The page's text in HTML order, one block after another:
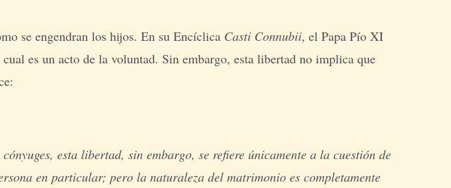
se engendran los hijos. En su Encíclica Casti Connubii, el Papa Pío XI
es un acto de la voluntad. Sin embargo, esta libertad no implica que
esta libertad, sin embargo, se refiere únicamente a la cuestión de
en particular; pero la naturaleza del matrimonio es completamente